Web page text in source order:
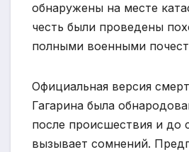
обнаружены на месте
честь были проведены
полными военными
Официальная версия
Гагарина была
после происшествия и до
вызывает сомнений.